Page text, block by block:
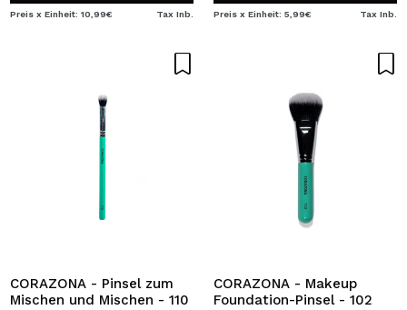
Preis x Einheit: 10,99€ Tax Inb. Preis x Einheit: 5,99€ Tax Inb.
CORAZONA - Pinsel zum
Mischen und Mischen - 110
CORAZONA - Makeup
Foundation-Pinsel - 102